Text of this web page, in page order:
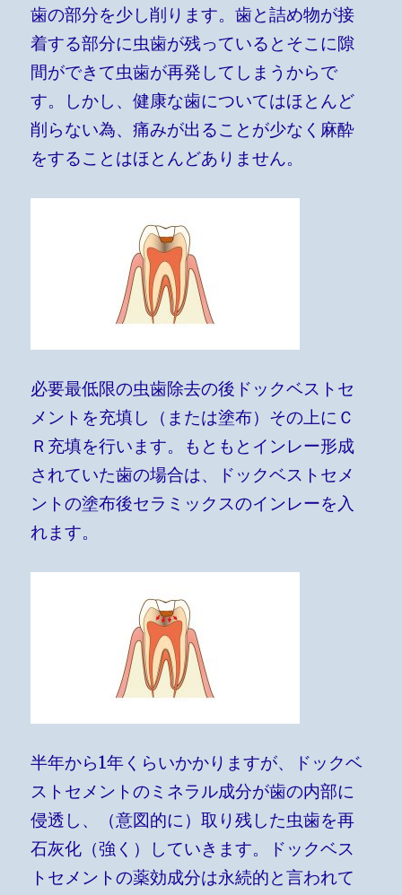
歯の部分を少し削ります。歯と詰め物が接
着する部分に虫歯が残っているとそこに隙
間ができて虫歯が再発してしまうからで
す。しかし、健康な歯についてはほとんど
削らない為、痛みが出ることが少なく麻酔
をすることはほとんどありません。
必要最低限の虫歯除去の後ドックベストセ
メントを充填し（または塗布）その上にＣ
Ｒ充填を行います。もともとインレー形成
されていた歯の場合は、ドックベストセメ
ントの塗布後セラミックスのインレーを入
れます。
半年から1年くらいかかりますが、ドックベ
ストセメントのミネラル成分が歯の内部に
侵透し、（意図的に）取り残した虫歯を再
石灰化（強く）していきます。ドックベス
トセメントの薬効成分は永続的と言われて